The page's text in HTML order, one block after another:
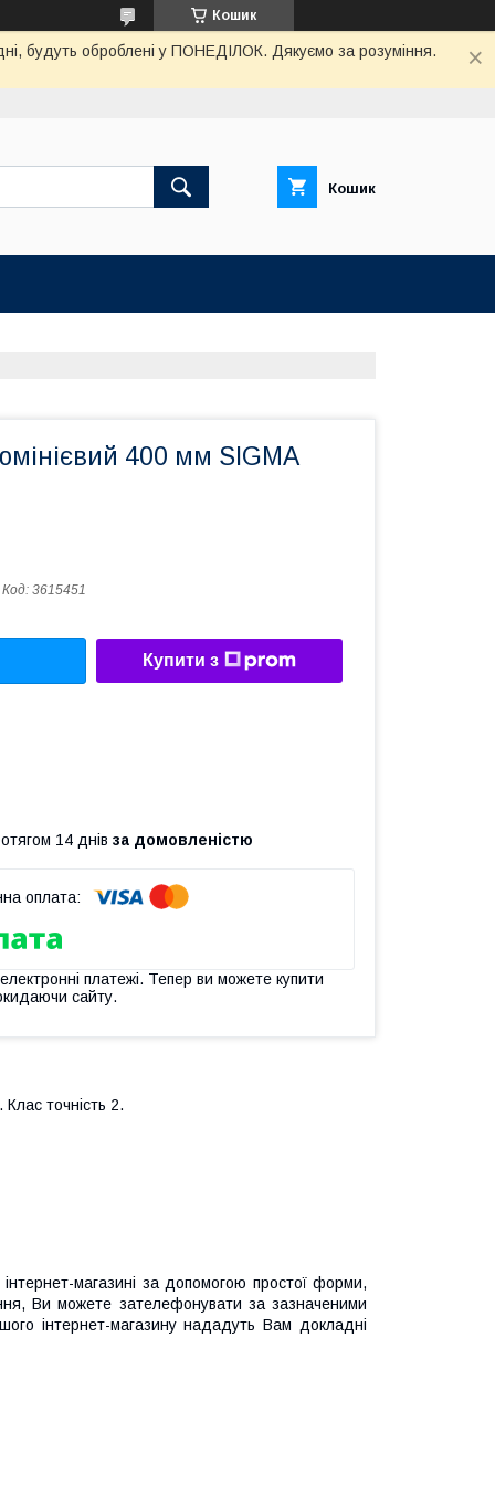
Кошик
будуть оброблені у ПОНЕДІЛОК. Дякуємо за розуміння.
Кошик
400 мм SIGMA
Код: 3615451
Купити з
14 днів за домовленістю
платежі. Тепер ви можете купити
сайту.
точність 2.
магазині за допомогою простої форми,
Ви можете зателефонувати за зазначеними
інтернет-магазину нададуть Вам докладні